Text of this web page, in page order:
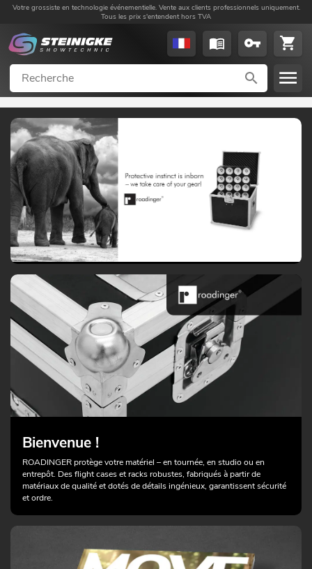
Votre grossiste en technologie événementielle. Vente aux clients professionnels uniquement.
Tous les prix s'entendent hors TVA
Bienvenue !
ROADINGER protège votre matériel – en tournée, en studio ou en
entrepôt. Des flight cases et racks robustes, fabriqués à partir de
matériaux de qualité et dotés de détails ingénieux, garantissent sécurité
et ordre.